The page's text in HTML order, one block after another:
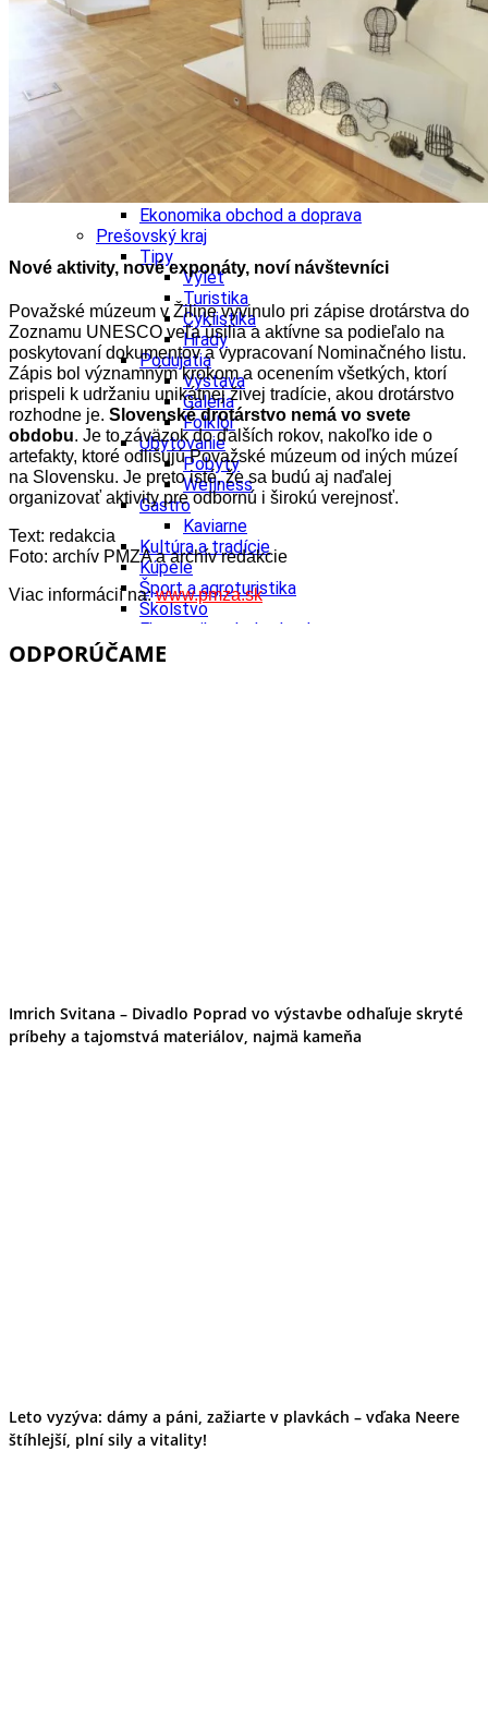
Fašiangy
Ubytovanie
Pobyty
Kaviarne
Víno
Kultúra a tradície
Šport a agroturistika
Školstvo
Ekonomika obchod a doprava
Prešovský kraj
Tipy
Výlet
Turistika
Cyklistika
Hrady
Podujatia
Výstava
Galéria
Folklór
Ubytovanie
Pobyty
Wellness
Gastro
Kaviarne
Kultúra a tradície
Kúpele
Šport a agroturistika
Školstvo
Ekonomika obchod a doprava
Nové aktivity, nové exponáty, noví návštevníci
Považské múzeum v Žiline vyvinulo pri zápise drotárstva do
Zoznamu UNESCO veľa úsilia a aktívne sa podieľalo na
poskytovaní dokumentov a vypracovaní Nominačného listu.
Zápis bol významným krokom a ocenením všetkých, ktorí
prispeli k udržaniu unikátnej živej tradície, akou drotárstvo
rozhodne je. Slovenské drotárstvo nemá vo svete
obdobu. Je to záväzok do ďalších rokov, nakoľko ide o
artefakty, ktoré odlišujú Považské múzeum od iných múzeí
na Slovensku. Je preto isté, že sa budú aj naďalej
organizovať aktivity pre odbornú i širokú verejnosť.
Text: redakcia
Foto: archív PMZA a archív redakcie
Viac informácií na:www.pmza.sk
ODPORÚČAME
Imrich Svitana – Divadlo Poprad vo výstavbe odhaľuje skryté
príbehy a tajomstvá materiálov, najmä kameňa
Leto vyzýva: dámy a páni, zažiarte v plavkách – vďaka Neere
štíhlejší, plní sily a vitality!